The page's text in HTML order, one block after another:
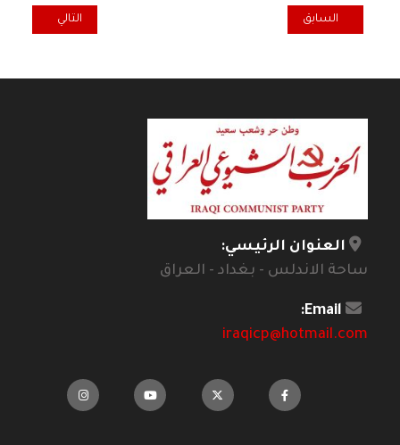
المقال السابق: العتبات النصية في قصص "أمطار ظامئة" لفاهم وارد
السابق المقال التالي:
التالي
العنوان الرئيسي:
ساحة الاندلس - بغداد - العراق
Email:
iraqicp@hotmail.com